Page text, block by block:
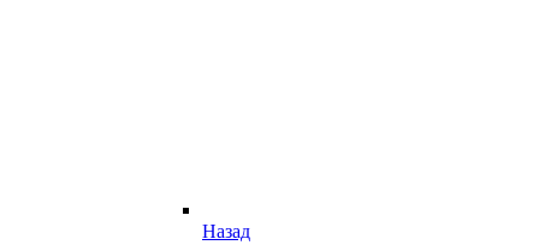
Назад